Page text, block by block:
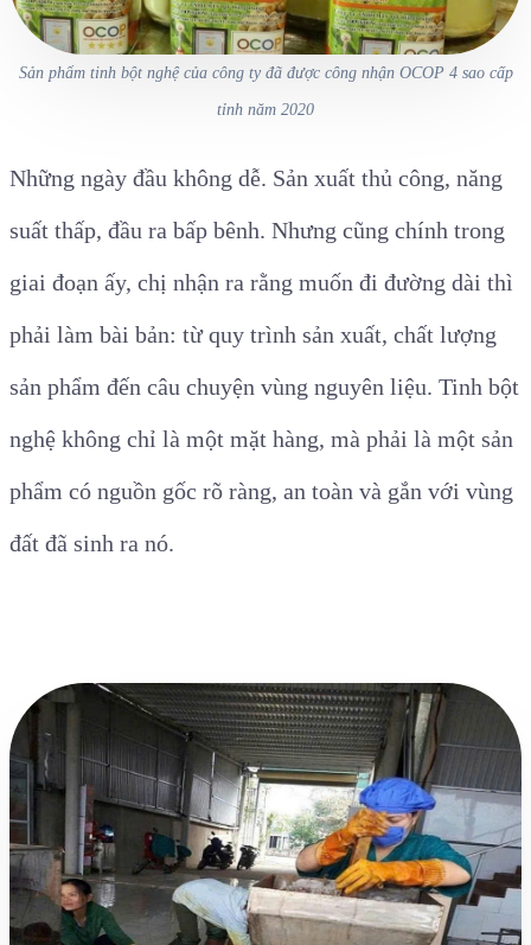
Sản phẩm tinh bột nghệ của công ty đã được công nhận OCOP 4 sao cấp
tỉnh năm 2020
Những ngày đầu không dễ. Sản xuất thủ công, năng
suất thấp, đầu ra bấp bênh. Nhưng cũng chính trong
giai đoạn ấy, chị nhận ra rằng muốn đi đường dài thì
phải làm bài bản: từ quy trình sản xuất, chất lượng
sản phẩm đến câu chuyện vùng nguyên liệu. Tinh bột
nghệ không chỉ là một mặt hàng, mà phải là một sản
phẩm có nguồn gốc rõ ràng, an toàn và gắn với vùng
đất đã sinh ra nó.